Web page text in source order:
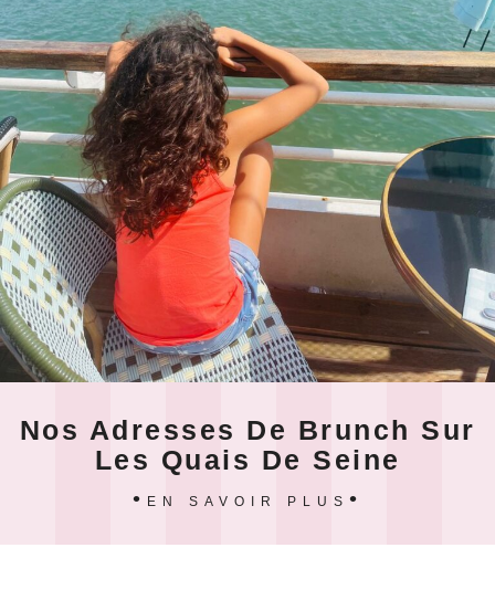
Nos Adresses De Brunch Sur
Les Quais De Seine
EN SAVOIR PLUS